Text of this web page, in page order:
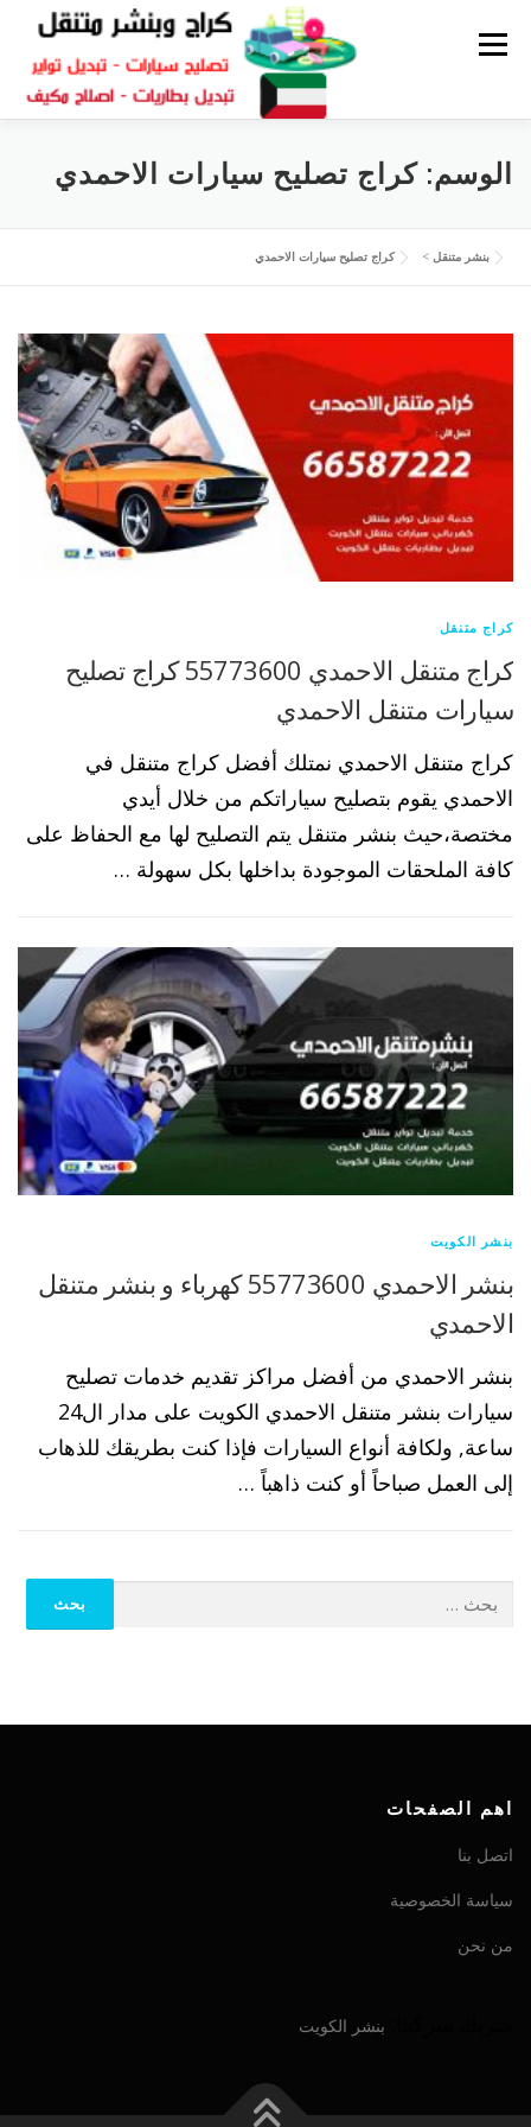
القائمة
كراج تصليح سيارات بنشر الكويت كراج متنقل
سكراب قطع غيار
الوسم:كراج تصليح سيارات الاحمدي
بنشر متنقل > كراج تصليح سيارات الاحمدي
كراج متنقل
كراج متنقل الاحمدي 55773600 كراج تصليح
سيارات متنقل الاحمدي
كراج متنقل الاحمدي نمتلك أفضل كراج متنقل في
الاحمدي يقوم بتصليح سياراتكم من خلال أيدي
مختصة،حيث بنشر متنقل يتم التصليح لها مع الحفاظ على
كافة الملحقات الموجودة بداخلها بكل سهولة …
بنشر الكويت
بنشر الاحمدي 55773600 كهرباء و بنشر متنقل
الاحمدي
بنشر الاحمدي من أفضل مراكز تقديم خدمات تصليح
سيارات بنشر متنقل الاحمدي الكويت على مدار ال24
ساعة, ولكافة أنواع السيارات فإذا كنت بطريقك للذهاب
إلى العمل صباحاً أو كنت ذاهباً …
اهم الصفحات
اتصل بنا
سياسة الخصوصية
من نحن
بنشر الكويت